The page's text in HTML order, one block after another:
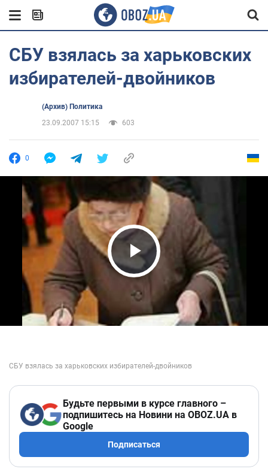
СБУ взялась за харьковских
избирателей-двойников
(Архив) Политика
23.09.2007 15:15
603
0
Play Video
Будьте первыми в курсе главного –
подпишитесь на Новини на OBOZ.UA в
Google
Подписаться